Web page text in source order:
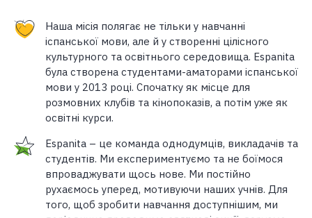
Наша місія полягає не тільки у навчанні
іспанської мови, але й у створенні цілісного
культурного та освітнього середовища. Espanita
була створена студентами-аматорами іспанської
мови у 2013 році. Спочатку як місце для
розмовних клубів та кінопоказів, а потім уже як
освітні курси.
Espanita – це команда однодумців, викладачів та
студентів. Ми експериментуємо та не боїмося
впроваджувати щось нове. Ми постійно
рухаємось уперед, мотивуючи наших учнів. Для
того, щоб зробити навчання доступнішим, ми